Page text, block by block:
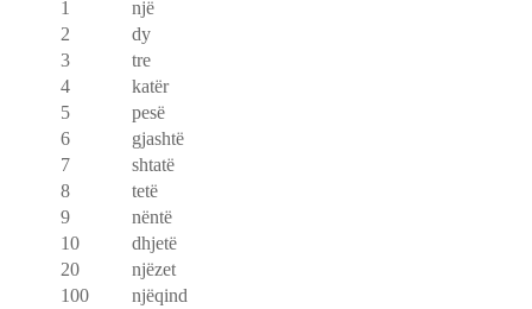
1
një
2
dy
3
tre
4
katër
5
pesë
6
gjashtë
7
shtatë
8
tetë
9
nëntë
10
dhjetë
20
njëzet
100
njëqind